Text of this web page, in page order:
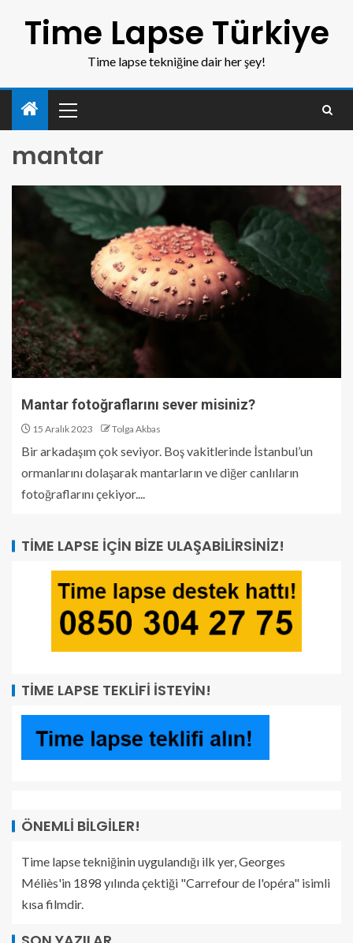
Time Lapse Türkiye
Time lapse tekniğine dair her şey!
mantar
Mantar fotoğraflarını sever misiniz?
15 Aralık 2023 Tolga Akbas
Bir arkadaşım çok seviyor. Boş vakitlerinde İstanbul’un
ormanlarını dolaşarak mantarların ve diğer canlıların
fotoğraflarını çekiyor....
TIME LAPSE İÇIN BIZE ULAŞABILIRSINIZ!
TIME LAPSE TEKLIFI İSTEYIN!
ÖNEMLI BILGILER!
Time lapse tekniğinin uygulandığı ilk yer, Georges
Méliès'in 1898 yılında çektiği "Carrefour de l'opéra" isimli
kısa filmdir.